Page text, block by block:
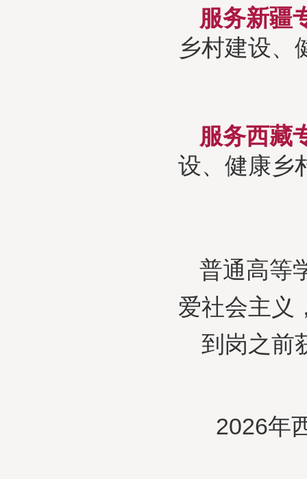
服务新疆
乡村建设、
服务西藏
设、健康乡
普通高等
爱社会主义
到岗之前
2026年